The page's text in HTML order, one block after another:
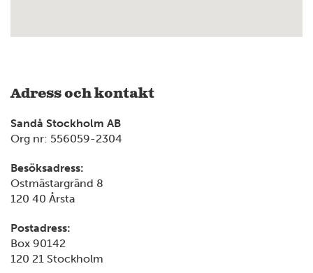
Adress och kontakt
Sandå Stockholm AB
Org nr: 556059-2304
Besöksadress:
Ostmästargränd 8
120 40 Årsta
Postadress:
Box 90142
120 21 Stockholm